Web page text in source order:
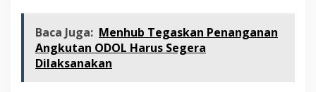
Baca Juga: Menhub Tegaskan Penanganan
Angkutan ODOL Harus Segera
Dilaksanakan